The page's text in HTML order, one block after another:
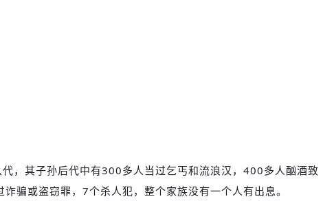
，其子孙后代中有300多人当过乞丐和流浪汉，400多人酗酒致
骗或盗窃罪，7个杀人犯，整个家族没有一个人有出息。